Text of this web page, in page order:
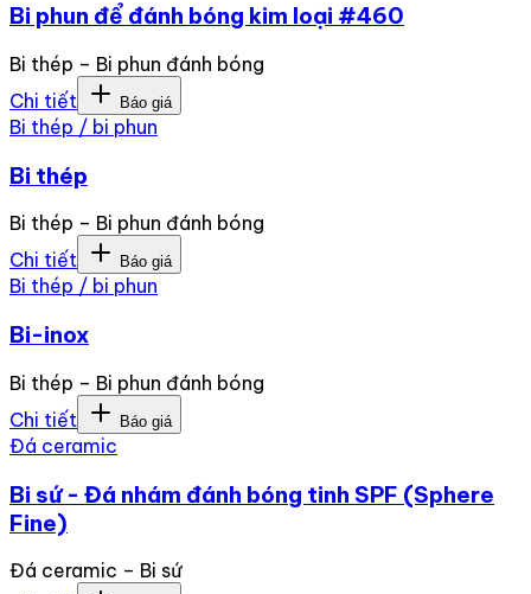
Bi phun để đánh bóng kim loại #460
Bi thép – Bi phun đánh bóng
Chi tiết
Báo giá
Bi thép / bi phun
Bi thép
Bi thép – Bi phun đánh bóng
Chi tiết
Báo giá
Bi thép / bi phun
Bi-inox
Bi thép – Bi phun đánh bóng
Chi tiết
Báo giá
Đá ceramic
Bi sứ - Đá nhám đánh bóng tinh SPF (Sphere
Fine)
Đá ceramic – Bi sứ